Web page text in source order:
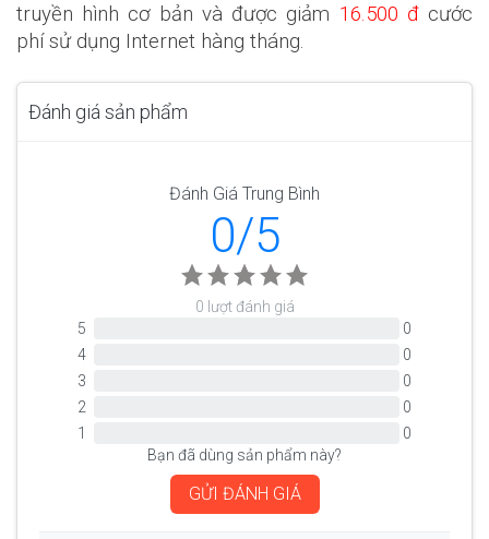
truyền hình cơ bản và được giảm 16.500 đcước
phí sử dụng Internet hàng tháng.
Đánh giá sản phẩm
Đánh Giá Trung Bình
0/5
0 lượt đánh giá
5
0
4
0
3
0
2
0
1
0
Bạn đã dùng sản phẩm này?
GỬI ĐÁNH GIÁ